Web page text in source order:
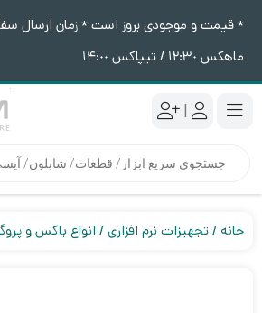
* قیمت و موجودی بروز است * زمان ارسال
ماهکس ١٢:٣٠ / تیپاکس ١۴:٠٠
|
محصولات
خانه تجهیزات نرم افزاری انواع باکس و